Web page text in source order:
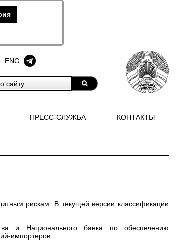
ENG
ПРЕСС-СЛУЖБА КОНТАКТЫ
рискам. В текущей версии классификации
и Национального банка по обеспечению
импортеров.